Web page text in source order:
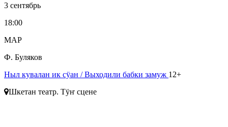
3 сентябрь
18:00
МАР
Ф. Буляков
Ныл кувалан ик сӱан / Выходили бабки замуж 12+
Шкетан театр. Тӱҥ сцене